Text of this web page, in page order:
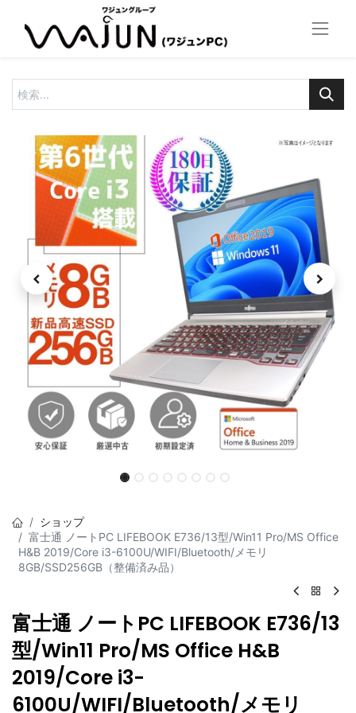
ショップ
富士通 ノートPC LIFEBOOK E736/13型/Win11 Pro/MS Office
H&B 2019/Core i3-6100U/WIFI/Bluetooth/メモリ
8GB/SSD256GB（整備済み品）
富士通 ノートPC LIFEBOOK E736/13
型/Win11 Pro/MS Office H&B
2019/Core i3-
6100U/WIFI/Bluetooth/メモリ